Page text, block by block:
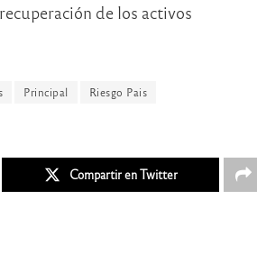
de los activos
Principal Riesgo Pais
Compartir en Twitter